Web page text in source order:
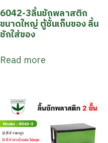
6042-3ลิ้นชักพลาสติก
ขนาดใหญ่ ตู้ชั้นเก็บของ ลิ้น
ชักใส่ของ
Read more